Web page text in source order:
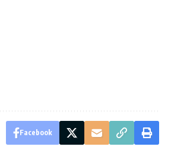
Facebook